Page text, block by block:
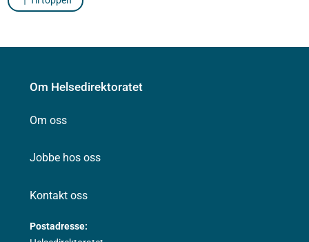
Om Helsedirektoratet
Om oss
Jobbe hos oss
Kontakt oss
Postadresse: